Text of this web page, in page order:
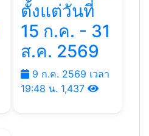
ตั้งแต่วันที่
15 ก.ค. - 31
ส.ค. 2569
9 ก.ค. 2569 เวลา
19:48 น. 1,437